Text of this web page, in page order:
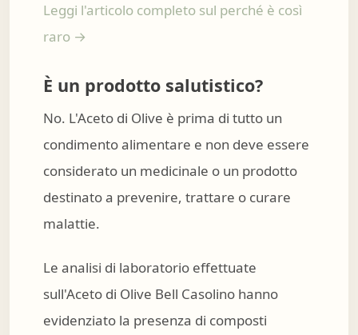
Leggi l'articolo completo sul perché è così
raro →
È un prodotto salutistico?
No. L'Aceto di Olive è prima di tutto un
condimento alimentare e non deve essere
considerato un medicinale o un prodotto
destinato a prevenire, trattare o curare
malattie.
Le analisi di laboratorio effettuate
sull'Aceto di Olive Bell Casolino hanno
evidenziato la presenza di composti